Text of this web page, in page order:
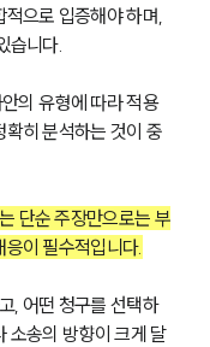
으로 입증해야 하며,
습니다.
의 유형에 따라 적용
히 분석하는 것이 중
단순 주장만으로는 부
이 필수적입니다.
, 어떤 청구를 선택하
소송의 방향이 크게 달